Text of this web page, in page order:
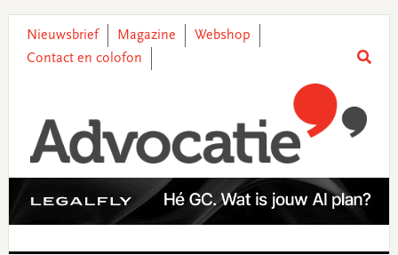
primary
main
primary
footer
Nieuwsbrief Magazine
Webshop
Contact en colofon